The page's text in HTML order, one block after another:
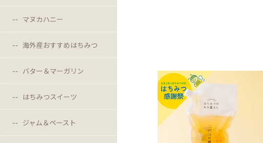
マヌカハニー
海外産おすすめはちみつ
バター＆マーガリン
はちみつスイーツ
ジャム＆ペースト